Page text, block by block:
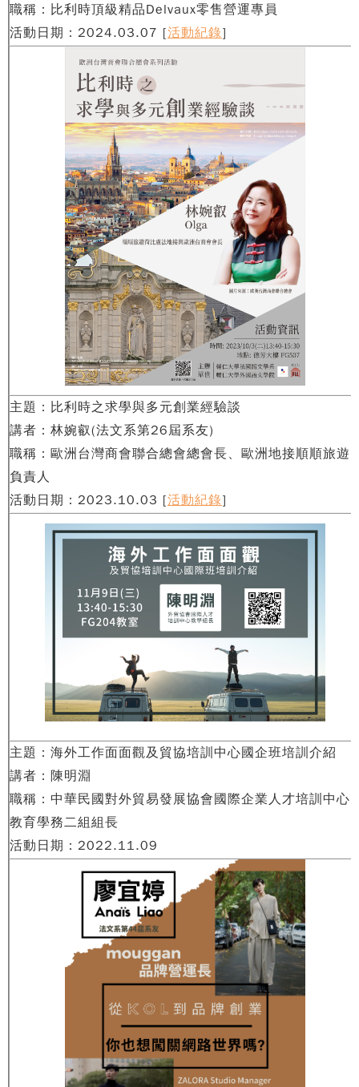
職稱：比利時頂級精品Delvaux零售營運專員
活動日期：2024.03.07 [活動紀錄]
主題：比利時之求學與多元創業經驗談
講者：林婉叡(法文系第26屆系友)
職稱：歐洲台灣商會聯合總會總會長、歐洲地接順順旅遊
負責人
活動日期：2023.10.03 [活動紀錄]
主題：海外工作面面觀及貿協培訓中心國企班培訓介紹
講者：陳明淵
職稱：中華民國對外貿易發展協會國際企業人才培訓中心
教育學務二組組長
活動日期：2022.11.09